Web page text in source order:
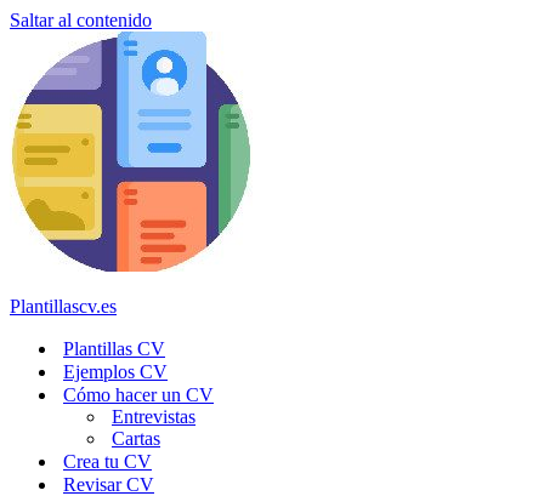
Saltar al contenido
Plantillascv.es
Plantillas CV
Ejemplos CV
Cómo hacer un CV
Entrevistas
Cartas
Crea tu CV
Revisar CV